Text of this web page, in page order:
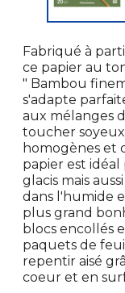
Fabriqué à
ce papier au
" Bambou
s'adapte
aux mélanges
toucher
homogènes et
papier est idéal
glacis mais
dans l'humide
plus grand
blocs encollés
paquets de
repentir aisé
coeur et en